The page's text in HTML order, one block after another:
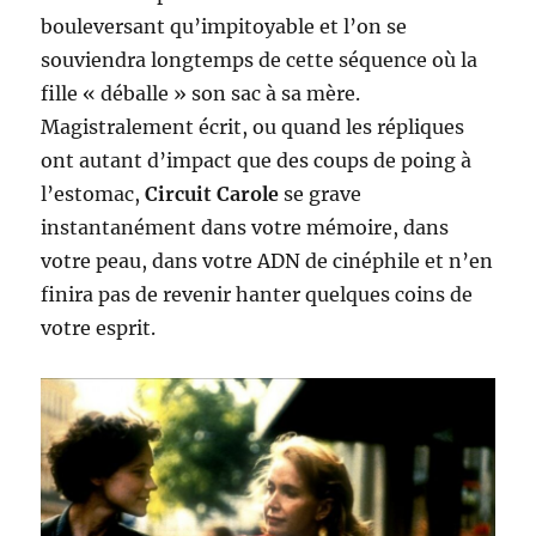
bouleversant qu’impitoyable et l’on se
souviendra longtemps de cette séquence où la
fille « déballe » son sac à sa mère.
Magistralement écrit, ou quand les répliques
ont autant d’impact que des coups de poing à
l’estomac,Circuit Carole se grave
instantanément dans votre mémoire, dans
votre peau, dans votre ADN de cinéphile et n’en
finira pas de revenir hanter quelques coins de
votre esprit.